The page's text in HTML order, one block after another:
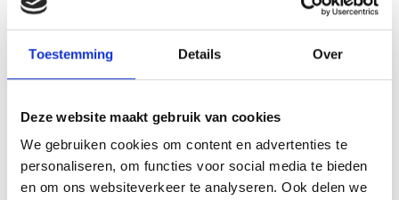
Toestemming Details Over
Deze website maakt gebruik van cookies
We gebruiken cookies om content en advertenties te
personaliseren, om functies voor social media te bieden
en om ons websiteverkeer te analyseren. Ook delen we
Wintersportmedaille –
DI5000.Q
€1.50 incl. BTW
Opties selecteren
Dit